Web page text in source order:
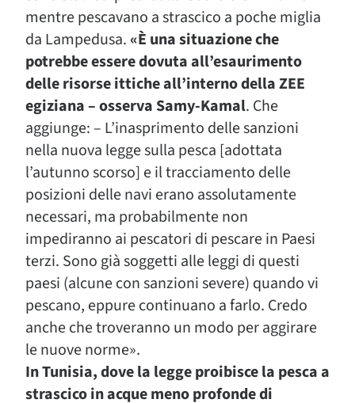
mentre pescavano a strascico a poche miglia
da Lampedusa. «È una situazione che
potrebbe essere dovuta all’esaurimento
delle risorse ittiche all’interno della ZEE
egiziana – osserva Samy-Kamal. Che
aggiunge: – L’inasprimento delle sanzioni
nella nuova legge sulla pesca [adottata
l’autunno scorso] e il tracciamento delle
posizioni delle navi erano assolutamente
necessari, ma probabilmente non
impediranno ai pescatori di pescare in Paesi
terzi. Sono già soggetti alle leggi di questi
paesi (alcune con sanzioni severe) quando vi
pescano, eppure continuano a farlo. Credo
anche che troveranno un modo per aggirare
le nuove norme».
In Tunisia, dove la legge proibisce la pesca a
strascico in acque meno profonde di